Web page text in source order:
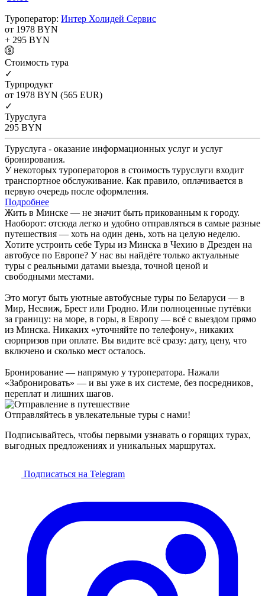
Туроператор: Интер Холидей Сервис
от 1978 BYN
+ 295 BYN
Cтоимость тура
✓
Турпродукт
от 1978 BYN (565 EUR)
✓
Туруслуга
295 BYN
Туруслуга - оказание информационных услуг и услуг
бронирования.
У некоторых туроператоров в стоимость туруслуги входит
транспортное обслуживание. Как правило, оплачивается в
первую очередь после оформления.
Подробнее
Жить в Минске — не значит быть прикованным к городу.
Наоборот: отсюда легко и удобно отправляться в самые разные
путешествия — хоть на один день, хоть на целую неделю.
Хотите устроить себе Туры из Минска в Чехию в Дрезден на
автобусе по Европе? У нас вы найдёте только актуальные
туры с реальными датами выезда, точной ценой и
свободными местами.
Это могут быть уютные автобусные туры по Беларуси — в
Мир, Несвиж, Брест или Гродно. Или полноценные путёвки
за границу: на море, в горы, в Европу — всё с выездом прямо
из Минска. Никаких «уточняйте по телефону», никаких
сюрпризов при оплате. Вы видите всё сразу: дату, цену, что
включено и сколько мест осталось.
Бронирование — напрямую у туроператора. Нажали
«Забронировать» — и вы уже в их системе, без посредников,
переплат и лишних шагов.
Отправляйтесь в увлекательные туры с нами!
Подписывайтесь, чтобы первыми узнавать о горящих турах,
выгодных предложениях и уникальных маршрутах.
Подписаться на Telegram